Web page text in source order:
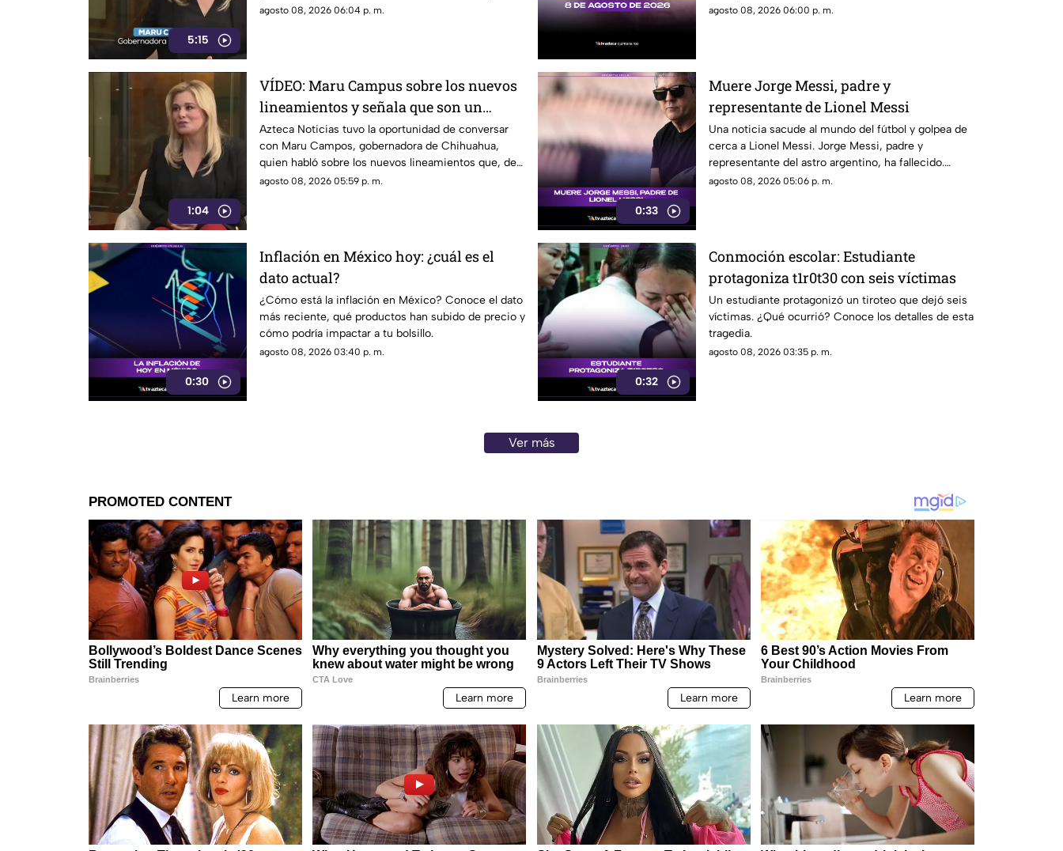
5:15
los derechos de las audiencias y la libertad de
determine qué contenidos son información, opinión
o motivo de sanción.
agosto 08, 2026 06:04 p. m. agosto 08, 2026 06:00 p. m.
1:04
VÍDEO: Maru Campus sobre los nuevos
lineamientos y señala que son un
riesgo para la libertad de expresión
Azteca Noticias tuvo la oportunidad de conversar
con Maru Campos, gobernadora de Chihuahua,
quien habló sobre los nuevos lineamientos que, de
acuerdo con su postura, podrían representar un
agosto 08, 2026 05:59 p. m.
0:33
Muere Jorge Messi, padre y
representante de Lionel Messi
Una noticia sacude al mundo del fútbol y golpea de
cerca a Lionel Messi. Jorge Messi, padre y
representante del astro argentino, ha fallecido.
Conoce los detalles tras la noticia.
agosto 08, 2026 05:06 p. m.
0:30
Inflación en México hoy: ¿cuál es el
dato actual?
¿Cómo está la inflación en México? Conoce el dato
más reciente, qué productos han subido de precio y
cómo podría impactar a tu bolsillo.
agosto 08, 2026 03:40 p. m.
0:32
Conmoción escolar: Estudiante
protagoniza t1r0t30 con seis víctimas
Un estudiante protagonizó un tiroteo que dejó seis
víctimas. ¿Qué ocurrió? Conoce los detalles de esta
tragedia.
agosto 08, 2026 03:35 p. m.
Ver más